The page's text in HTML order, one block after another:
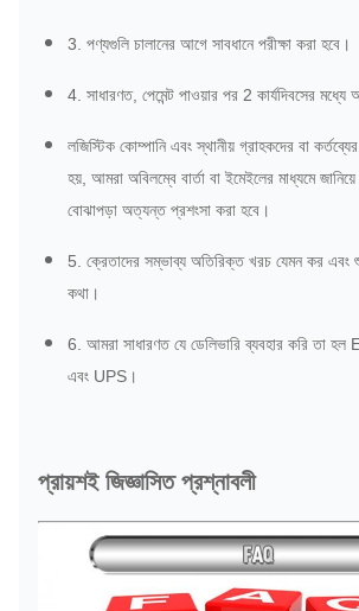
3. পণ্যগুলি চালানের আগে সাবধানে পরীক্ষা করা হবে।
4. সাধারণত, পেমেন্ট পাওয়ার পর 2 কার্যদিবসের মধ্যে
লজিস্টিক কোম্পানি এবং স্থানীয় গ্রাহকদের বা
হয়, আমরা অবিলম্বে বার্তা বা ইমেইলের মাধ্যমে
বোঝাপড়া অত্যন্ত প্রশংসা করা হবে।
5. ক্রেতাদের সম্ভাব্য অতিরিক্ত খরচ যেমন কর এবং
কথা।
6. আমরা সাধারণত যে ডেলিভারি ব্যবহার করি তা
এবং UPS।
প্রায়শই জিজ্ঞাসিত প্রশ্নাবলী